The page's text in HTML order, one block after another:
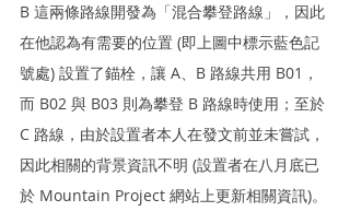
B 這兩條路線開發為「混合攀登路線」，因此
在他認為有需要的位置 (即上圖中標示藍色記
號處) 設置了錨栓，讓 A、B 路線共用 B01，
而 B02 與 B03 則為攀登 B 路線時使用；至於
C 路線，由於設置者本人在發文前並未嘗試，
因此相關的背景資訊不明 (設置者在八月底已
於 Mountain Project 網站上更新相關資訊)。